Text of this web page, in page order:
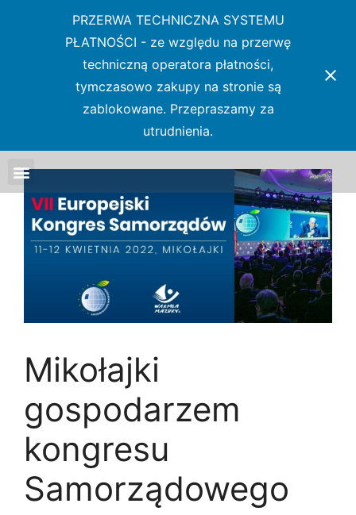
PRZERWA TECHNICZNA SYSTEMU
PŁATNOŚCI - ze względu na przerwę
techniczną operatora płatności,
tymczasowo zakupy na stronie są
zablokowane. Przepraszamy za
utrudnienia.
Mikołajki
gospodarzem
kongresu
Samorządowego